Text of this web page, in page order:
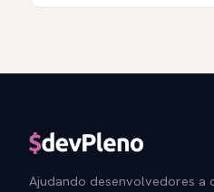
Ajudando desenvolvedores a